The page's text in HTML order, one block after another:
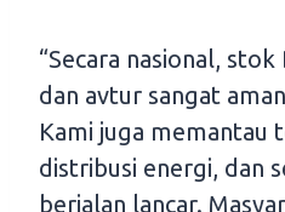
“Secara nasional, stok
dan avtur sangat
Kami juga memantau
distribusi energi, dan
berjalan lancar.